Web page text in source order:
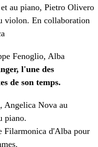
au piano, Pietro Olivero
violon. En collaboration
Fenoglio, Alba
l'une des
de son temps.
Angelica Nova au
piano.
Filarmonica d'Alba pour